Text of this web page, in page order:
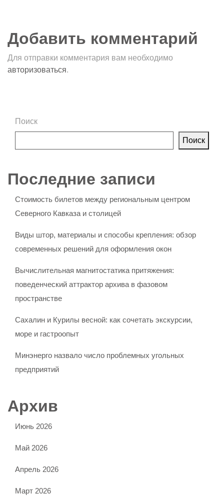
Добавить комментарий
Для отправки комментария вам необходимо
авторизоваться.
Поиск
Поиск
Последние записи
Стоимость билетов между региональным центром
Северного Кавказа и столицей
Виды штор, материалы и способы крепления: обзор
современных решений для оформления окон
Вычислительная магнитостатика притяжения:
поведенческий аттрактор архива в фазовом
пространстве
Сахалин и Курилы весной: как сочетать экскурсии,
море и гастроопыт
Минэнерго назвало число проблемных угольных
предприятий
Архив
Июнь 2026
Май 2026
Апрель 2026
Март 2026